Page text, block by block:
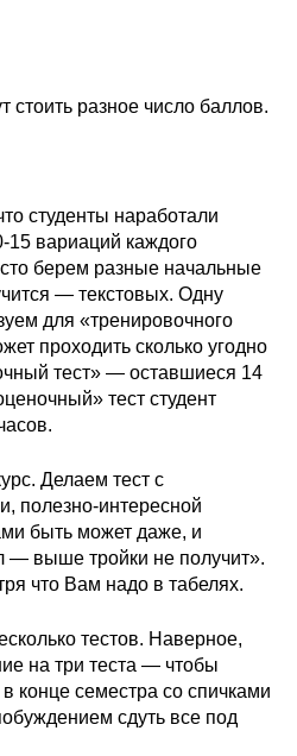
для авторов
оформления
для авторов
семинар
стоить разное число баллов.
студенты наработали
вариаций каждого
берем разные начальные
— текстовых. Одну
для «тренировочного
проходить сколько угодно
тест» — оставшиеся 14
тест студент
Делаем тест с
полезно-интересной
быть может даже, и
— выше тройки не получит».
что Вам надо в табелях.
тестов. Наверное,
на три теста — чтобы
конце семестра со спичками
сдуть все под